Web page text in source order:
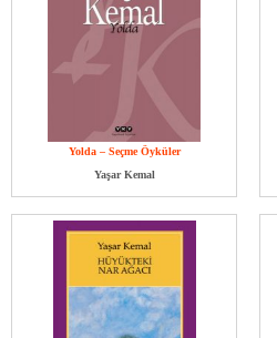
Yolda – Seçme Öyküler
Yaşar Kemal